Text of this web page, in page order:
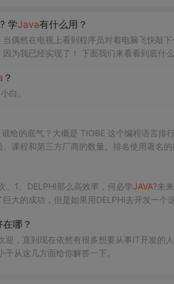
? 学Java有什么用？
偶然在电视上看到程序员对着电脑飞快敲
为我已经实现了！ 下面我们来看看到底什
，我为什么选择
？
白。
是 TIOBE 这个编程语言排行榜吧。 TIOBE 是编程语言流行趋势的一
课程和第三方厂商的数量。排名使用著名
。1、DELPHI那么高效率，何必学JAVA?未
大的成功，但是如果用DELPHI去开发一个
在哪？
迎，直到现在依然有很多想要从事IT开发的
千从这几方面给你解答一下。